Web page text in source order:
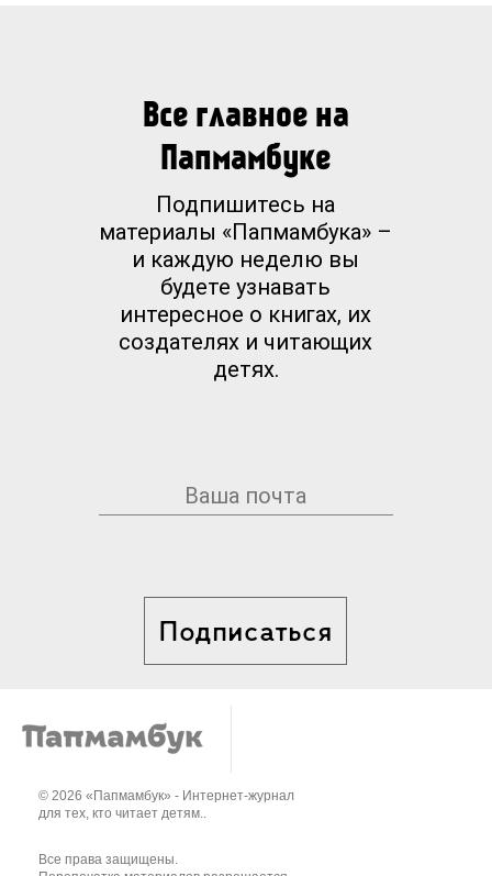
Все главное на
Папмамбуке
Подпишитесь на
материалы «Папмамбука» –
и каждую неделю вы
будете узнавать
интересное о книгах, их
создателях и читающих
детях.
Подписаться
© 2026 «Папмамбук» - Интернет-журнал
для тех, кто читает детям..
Все права защищены.